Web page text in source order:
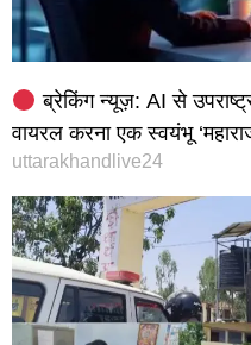
ब्रेकिंग न्यूज़: AI से
वायरल करना एक स्वयंभू
uttarakhandlive24